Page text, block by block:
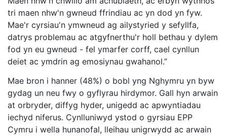
tri maen nhw'n gwneud ffrindiau ac yn dod yn fyw.
Mae'r cyrsiau'n ymwneud ag ailystyried y sefyllfa,
datrys problemau ac atgyfnerthu'r holl bethau y dylem
fod yn eu gwneud - fel ymarfer corff, cael cynllun
deiet ac ymdrin ag emosiynau gwahanol.”
Mae bron i hanner (48%) o bobl yng Nghymru yn byw
gydag un neu fwy o gyflyrau hirdymor. Gall hyn arwain
at orbryder, diffyg hyder, unigedd ac apwyntiadau
iechyd niferus. Cynlluniwyd ystod o gyrsiau EPP
Cymru i wella hunanofal, lleihau unigrwydd ac arwain